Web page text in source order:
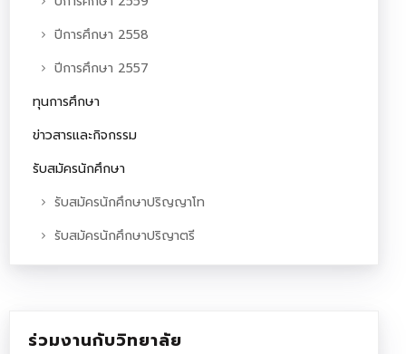
ปีการศึกษา 2558
ปีการศึกษา 2557
ทุนการศึกษา
ข่าวสารและกิจกรรม
รับสมัครนักศึกษา
รับสมัครนักศึกษาปริญญาโท
รับสมัครนักศึกษาปริญาตรี
ร่วมงานกับวิทยาลัย